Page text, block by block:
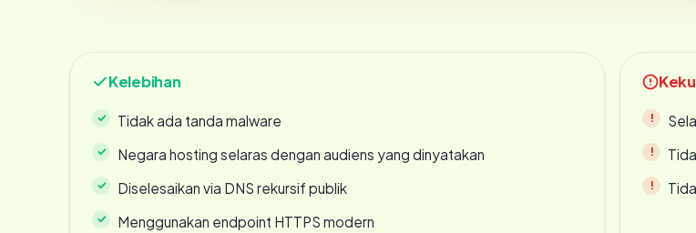
Kelebihan
Tidak ada tanda malware
Negara hosting selaras dengan audiens yang dinyatakan
Diselesaikan via DNS rekursif publik
Menggunakan endpoint HTTPS modern